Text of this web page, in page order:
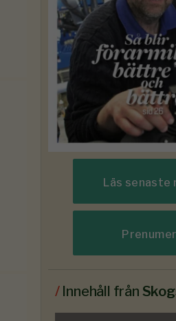
Läs senaste
/ Innehåll från